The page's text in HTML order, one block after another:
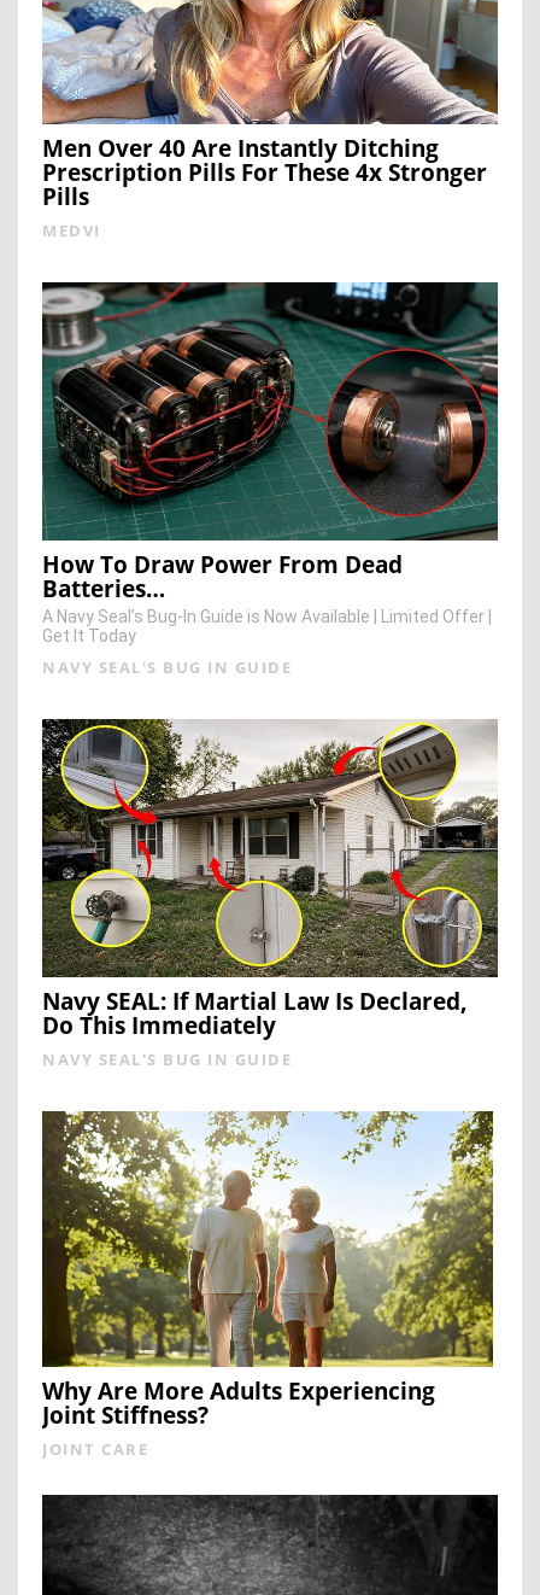
Men Over 40 Are Instantly Ditching
Prescription Pills For These 4x Stronger
Pills
MEDVI
How To Draw Power From Dead
Batteries…
A Navy Seal’s Bug-In Guide is Now Available | Limited Offer |
Get It Today
NAVY SEAL'S BUG IN GUIDE
Navy SEAL: If Martial Law Is Declared,
Do This Immediately
NAVY SEAL'S BUG IN GUIDE
Why Are More Adults Experiencing
Joint Stiffness?
JOINT CARE